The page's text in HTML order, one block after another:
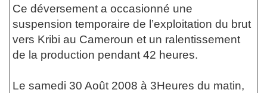
Ce déversement a occasionné une
suspension temporaire de l’exploitation du brut
vers Kribi au Cameroun et un ralentissement
de la production pendant 42 heures.
Le samedi 30 Août 2008 à 3Heures du matin,